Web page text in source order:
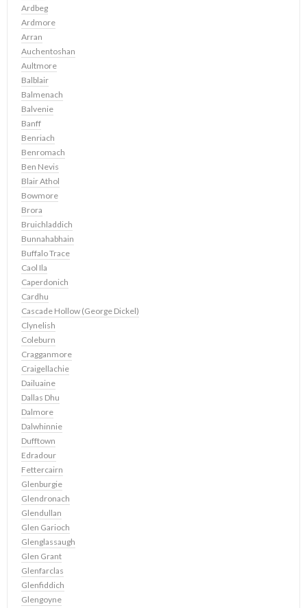
Ardbeg
Ardmore
Arran
Auchentoshan
Aultmore
Balblair
Balmenach
Balvenie
Banff
Benriach
Benromach
Ben Nevis
Blair Athol
Bowmore
Brora
Bruichladdich
Bunnahabhain
Buffalo Trace
Caol Ila
Caperdonich
Cardhu
Cascade Hollow (George Dickel)
Clynelish
Coleburn
Cragganmore
Craigellachie
Dailuaine
Dallas Dhu
Dalmore
Dalwhinnie
Dufftown
Edradour
Fettercairn
Glenburgie
Glendronach
Glendullan
Glen Garioch
Glenglassaugh
Glen Grant
Glenfarclas
Glenfiddich
Glengoyne